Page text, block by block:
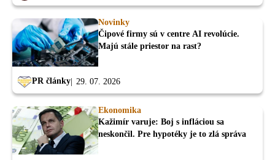
Novinky
Čipové firmy sú v centre AI revolúcie.
Majú stále priestor na rast?
PR články 29. 07. 2026
Ekonomika
Kažimír varuje: Boj s infláciou sa
neskončil. Pre hypotéky je to zlá správa